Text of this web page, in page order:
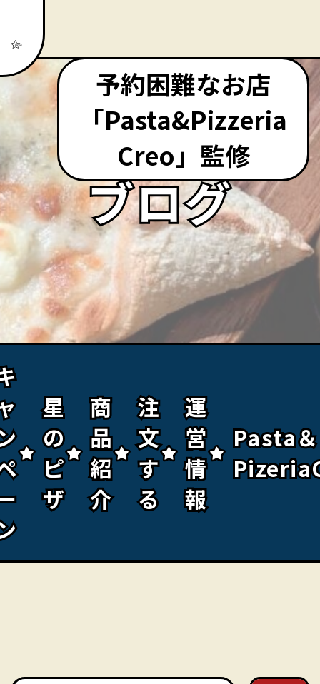
予約困難なお店
「Pasta&Pizzeria
Creo」監修
ブログ
ブログ
星
の
ピ
ザ
星
の
ピ
ザ
商
品
紹
介
商
品
紹
介
注
文
す
る
注
文
す
る
運
営
情
報
運
営
情
報
Pasta＆
Pasta＆